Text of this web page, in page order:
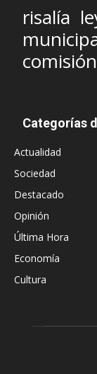
risalía
Categorías
Actualidad
Sociedad
Destacado
Opinión
Última Hora
Economía
Cultura